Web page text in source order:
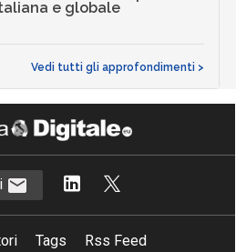
e globale
Vedi tutti gli approfondimenti >
Tags
Rss Feed